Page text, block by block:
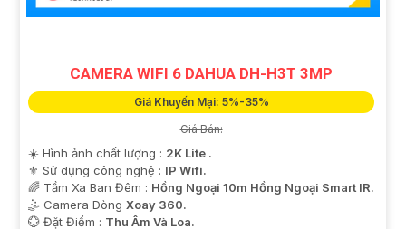
CAMERA WIFI 6 DAHUA DH-H3T 3MP
Giá Khuyến Mại: 5%-35%
Giá Bán:
☀️ Hình ảnh chất lượng : 2K Lite .
⚜️ Sử dụng công nghệ : IP Wifi.
🌈 Tầm Xa Ban Đêm : Hồng Ngoại 10m Hồng Ngoại Smart IR.
🤹 Camera Dòng Xoay 360.
️💮 Đặt Điểm : Thu Âm Và Loa.